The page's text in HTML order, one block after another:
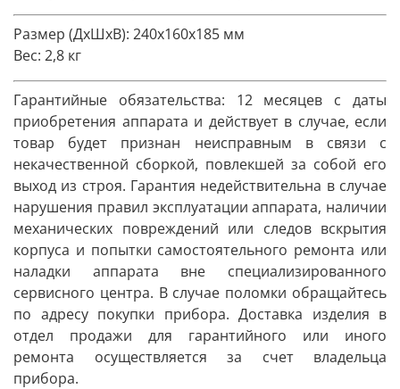
Размер (ДхШхВ): 240х160х185 мм
Вес: 2,8 кг
Гарантийные обязательства: 12 месяцев с даты
приобретения аппарата и действует в случае, если
товар будет признан неисправным в связи с
некачественной сборкой, повлекшей за собой его
выход из строя. Гарантия недействительна в случае
нарушения правил эксплуатации аппарата, наличии
механических повреждений или следов вскрытия
корпуса и попытки самостоятельного ремонта или
наладки аппарата вне специализированного
сервисного центра. В случае поломки обращайтесь
по адресу покупки прибора. Доставка изделия в
отдел продажи для гарантийного или иного
ремонта осуществляется за счет владельца
прибора.